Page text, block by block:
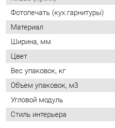
Вес упаковок, кг
Объем упаковок, м3
Угловой модуль
Стиль интерьера
ОТЗЫВЫ
Пока нет отзывов, поделитесь
ДОБАВИТЬ